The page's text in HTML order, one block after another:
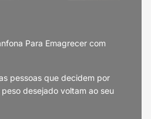
Para Emagrecer com
pessoas que decidem por
desejado voltam ao seu